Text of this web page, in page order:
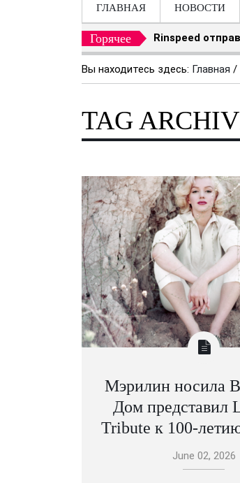
ГЛАВНАЯ НОВОСТИ
Горячее Rinspeed
Вы находитесь здесь: Главная /
TAG
Мэрилин носила
Дом представил
Tribute к 100-
June 02, 2026